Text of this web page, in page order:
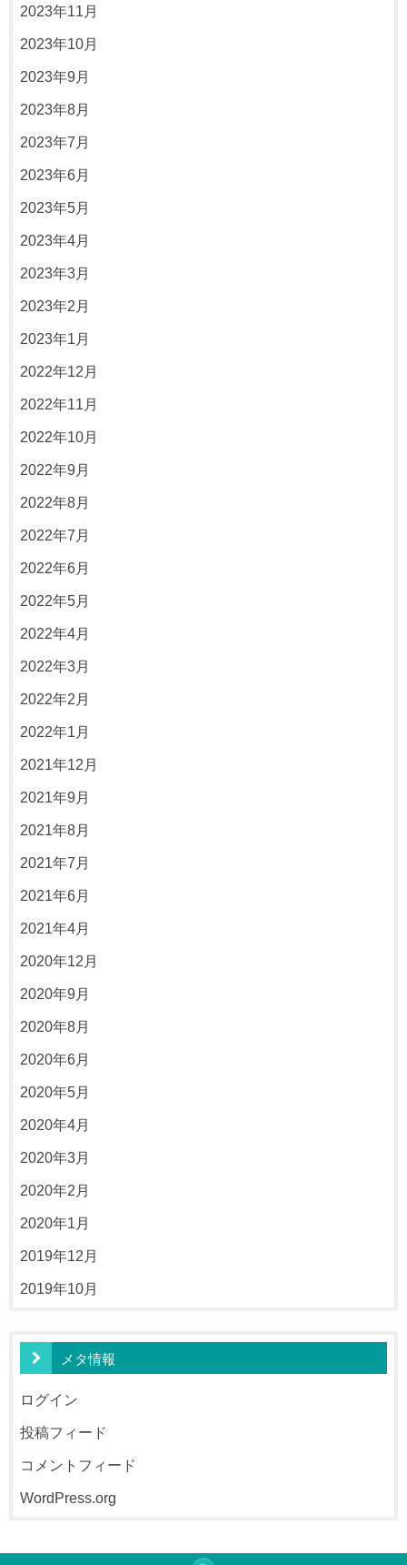
2023年11月
2023年10月
2023年9月
2023年8月
2023年7月
2023年6月
2023年5月
2023年4月
2023年3月
2023年2月
2023年1月
2022年12月
2022年11月
2022年10月
2022年9月
2022年8月
2022年7月
2022年6月
2022年5月
2022年4月
2022年3月
2022年2月
2022年1月
2021年12月
2021年9月
2021年8月
2021年7月
2021年6月
2021年4月
2020年12月
2020年9月
2020年8月
2020年6月
2020年5月
2020年4月
2020年3月
2020年2月
2020年1月
2019年12月
2019年10月
メタ情報
ログイン
投稿フィード
コメントフィード
WordPress.org